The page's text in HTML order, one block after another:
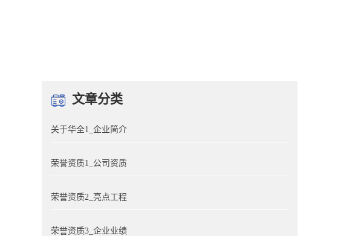
文章分类
关于华全1_企业简介
荣誉资质1_公司资质
荣誉资质2_亮点工程
荣誉资质3_企业业绩